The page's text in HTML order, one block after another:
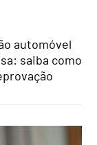
automóvel
saiba como